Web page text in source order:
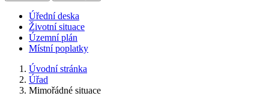
Úřední deska
Životní situace
Územní plán
Místní poplatky
Úvodní stránka
Úřad
Mimořádné situace